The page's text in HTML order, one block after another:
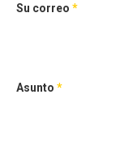
Su correo *
Asunto *